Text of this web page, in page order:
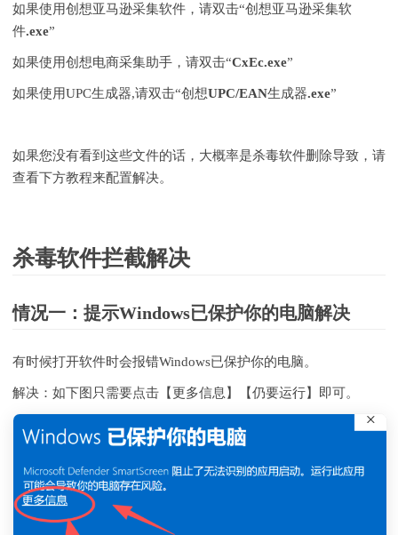
如果使用创想亚马逊采集软件，请双击“创想亚马逊采集软
件.exe”
如果使用创想电商采集助手，请双击“CxEc.exe”
如果使用UPC生成器,请双击“创想UPC/EAN生成器.exe”
如果您没有看到这些文件的话，大概率是杀毒软件删除导致，请
查看下方教程来配置解决。
杀毒软件拦截解决
情况一：提示Windows已保护你的电脑解决
有时候打开软件时会报错Windows已保护你的电脑。
解决：如下图只需要点击【更多信息】【仍要运行】即可。